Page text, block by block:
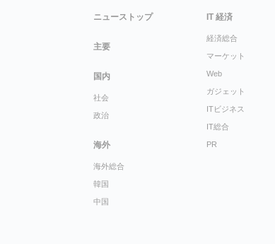
ニューストップ
主要
国内
社会
政治
海外
海外総合
韓国
中国
IT 経済
経済総合
マーケット
Web
ガジェット
ITビジネス
IT総合
PR